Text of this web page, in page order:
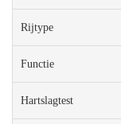
Rijtype
Functie
Hartslagtest